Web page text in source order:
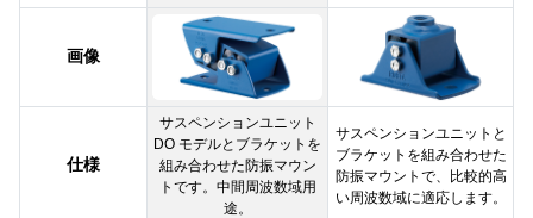
画像
仕様
サスペンションユニット
DO モデルとブラケットを
組み合わせた防振マウン
トです。中間周波数域用
途。
サスペンションユニットと
ブラケットを組み合わせた
防振マウントで、比較的高
い周波数域に適応します。